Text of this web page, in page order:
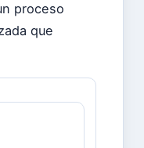
proceso
que